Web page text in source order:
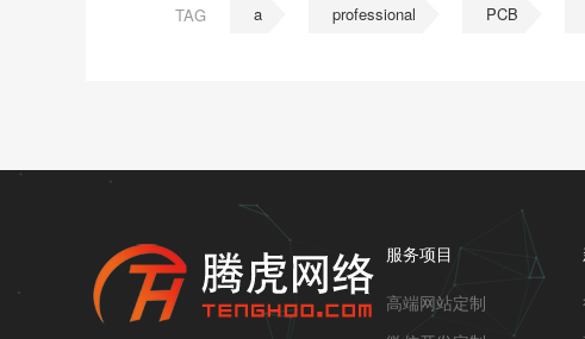
TAG a professional PCB
服务项目
高端网站定制